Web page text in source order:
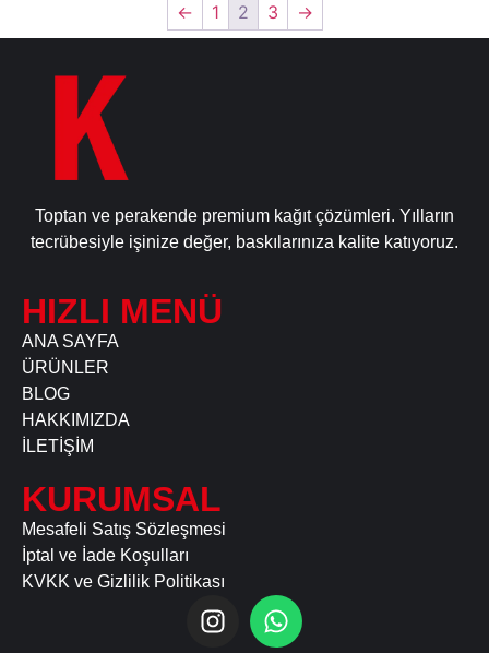
← 1 2 3 →
Toptan ve perakende premium kağıt çözümleri. Yılların
tecrübesiyle işinize değer, baskılarınıza kalite katıyoruz.
HIZLI MENÜ
ANA SAYFA
ÜRÜNLER
BLOG
HAKKIMIZDA
İLETİŞİM
KURUMSAL
Mesafeli Satış Sözleşmesi
İptal ve İade Koşulları
KVKK ve Gizlilik Politikası